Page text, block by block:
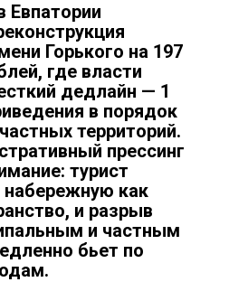
Евпатории
Горького на 197
где власти
дедлайн — 1
в порядок
территорий.
прессинг
турист
набережную как
и разрыв
и частным
бьет по